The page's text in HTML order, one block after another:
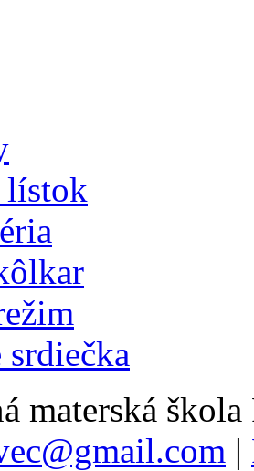
lístok
materská
|